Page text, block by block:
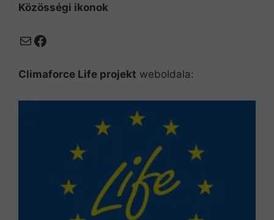
Közösségi ikonok
MailFacebook
Climaforce Life projekt weboldala: